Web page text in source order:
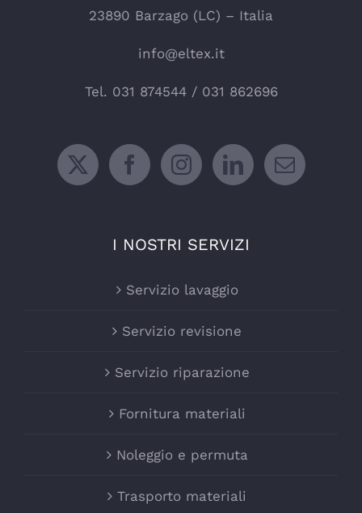
23890 Barzago (LC) – Italia
info@eltex.it
Tel. 031 874544/ 031 862696
I NOSTRI SERVIZI
Servizio lavaggio
Servizio revisione
Servizio riparazione
Fornitura materiali
Noleggio e permuta
Trasporto materiali